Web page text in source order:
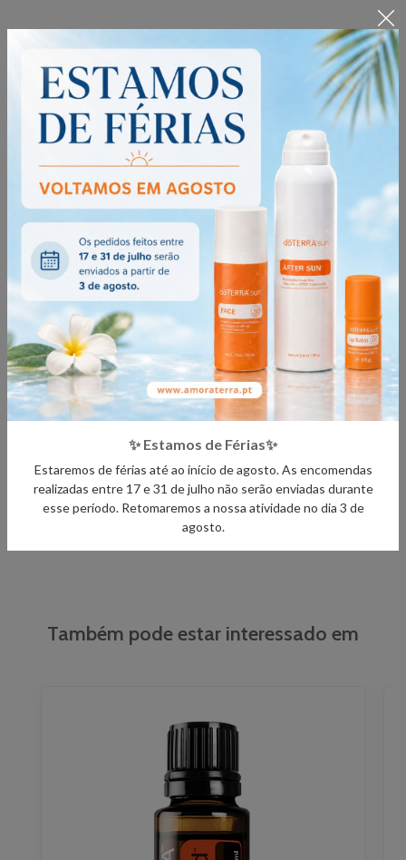
PARTILHAR
Avaliações dos Produtos
2 Avaliações
Ordenar por:
Raquel Pereira em 2024-12-06 14:40
Acredito na qualidade dos óleos do terra
porque sinto o seu efeito na resolução dos problemas
que me levou a adquiri-los.
Eulália Ribeiro em 2024-02-09 13:27
Também pode estar interessado em
✨ Estamos de Férias✨
Estaremos de férias até ao início de agosto. As encomendas
realizadas entre 17 e 31 de julho não serão enviadas durante
esse período. Retomaremos a nossa atividade no dia 3 de
agosto.